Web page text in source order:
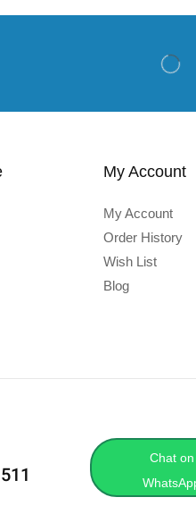
My Account
My Account
Order History
Wish List
Blog
Chat on